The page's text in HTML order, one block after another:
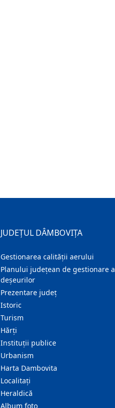
JUDEȚUL DÂMBOVIȚA
Gestionarea calității aerului
Planului județean de gestionare a
deșeurilor
Prezentare judeţ
Istoric
Turism
Hărţi
Instituţii publice
Urbanism
Harta Dambovita
Localitaţi
Heraldică
Album foto